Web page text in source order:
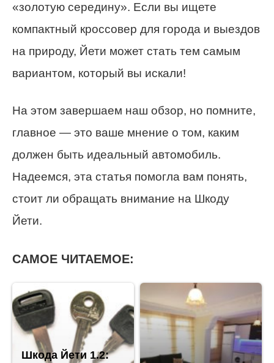
«золотую середину». Если вы ищете
компактный кроссовер для города и выездов
на природу, Йети может стать тем самым
вариантом, который вы искали!
На этом завершаем наш обзор, но помните,
главное — это ваше мнение о том, каким
должен быть идеальный автомобиль.
Надеемся, эта статья помогла вам понять,
стоит ли обращать внимание на Шкоду
Йети.
САМОЕ ЧИТАЕМОЕ:
Шкода Йети 1.2: